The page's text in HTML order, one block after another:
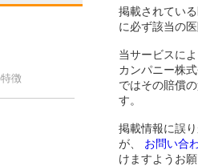
徴
掲載されてい
に必ず該当の
当サービスに
カンパニー株
ではその賠償
す。
掲載情報に誤
が、
お問い合
けますようお